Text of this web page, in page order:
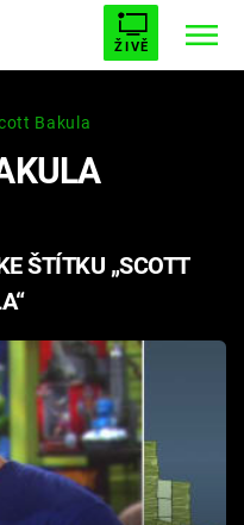
ŽIVĚ
UPÍRŮ
5
Bakula
ŠTÍTKU „SCOTT